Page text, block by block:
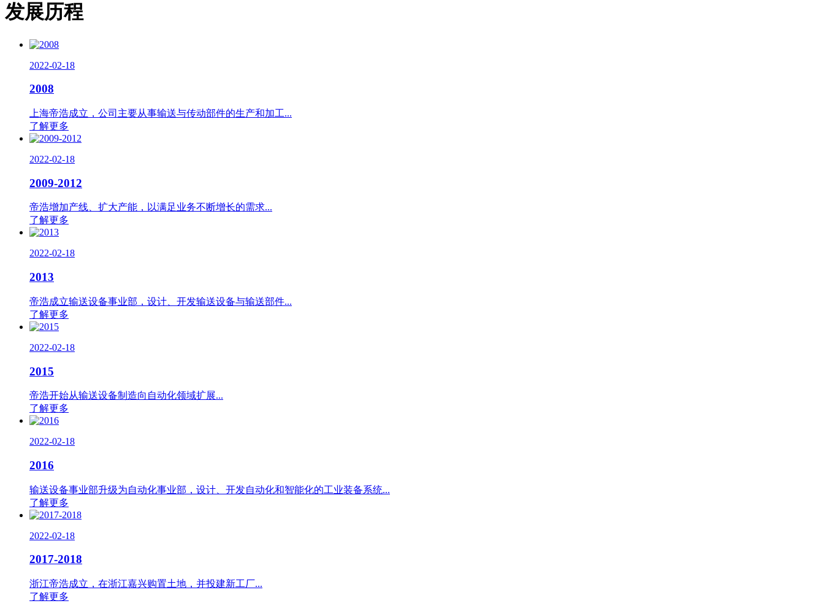
发展历程
2022-02-18
2008
上海帝浩成立，公司主要从事输送与传动部件的生产和加工...
了解更多
2022-02-18
2009-2012
帝浩增加产线、扩大产能，以满足业务不断增长的需求...
了解更多
2022-02-18
2013
帝浩成立输送设备事业部，设计、开发输送设备与输送部件...
了解更多
2022-02-18
2015
帝浩开始从输送设备制造向自动化领域扩展...
了解更多
2022-02-18
2016
输送设备事业部升级为自动化事业部，设计、开发自动化和智能化的工业装备系统...
了解更多
2022-02-18
2017-2018
浙江帝浩成立，在浙江嘉兴购置土地，并投建新工厂...
了解更多